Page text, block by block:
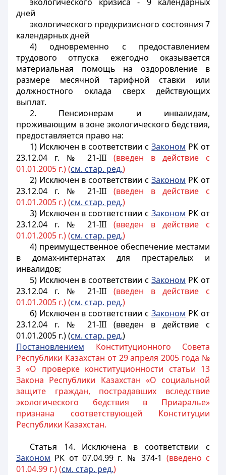
дней
экологического предкризисного состояния 7
календарных дней
4) одновременно с предоставлением
трудового отпуска ежегодно оказывается
материальная помощь на оздоровление в
размере месячной тарифной ставки или
должностного оклада сверх действующих
выплат.
2. Пенсионерам и инвалидам,
проживающим в зоне экологического бедствия,
предоставляется право на:
1) Исключен в соответствии сЗаконом РК от
23.12.04 г. № 21-III (введен в действие с
01.01.2005 г.) (см. стар. ред.)
2) Исключен в соответствии сЗаконом РК от
23.12.04 г. № 21-III (введен в действие с
01.01.2005 г.) (см. стар. ред.)
3) Исключен в соответствии сЗаконом РК от
23.12.04 г. № 21-III (введен в действие с
01.01.2005 г.) (см. стар. ред.)
4) преимущественное обеспечение местами
в домах-интернатах для престарелых и
инвалидов;
5) Исключен в соответствии сЗаконом РК от
23.12.04 г. № 21-III (введен в действие с
01.01.2005 г.) (см. стар. ред.)
6) Исключен в соответствии сЗаконом РК от
23.12.04 г. № 21-III (введен в действие с
01.01.2005 г.) (см. стар. ред.)
Постановлением Конституционного Совета
Республики Казахстан от 29 апреля 2005 года №
3 «О проверке конституционности статьи 13
Закона Республики Казахстан «О социальной
защите граждан, пострадавших вследствие
экологического бедствия в Приаралье»
признана соответствующей Конституции
Республики Казахстан.
Статья 14. Исключена в соответствии с
Законом РК от 07.04.99 г. № 374-1 (введено с
01.04.99 г.) (см. стар. ред.)